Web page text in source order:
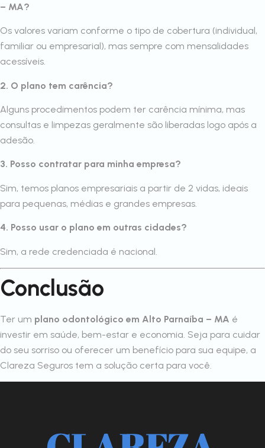
– MA?
Os valores variam conforme o tipo de cobertura (individual,
familiar ou empresarial), mas sempre com mensalidades
acessíveis.
2. O plano tem carência?
Alguns procedimentos podem ter carência mínima, mas
consultas e limpezas geralmente são liberadas logo após a
adesão.
3. Posso contratar para minha empresa?
Sim, temos planos empresariais a partir de 2 vidas, ideais
para pequenas, médias e grandes empresas.
4. Posso usar o plano em outras cidades?
Sim, a rede credenciada é nacional.
Conclusão
Ter um plano odontológico em Alto Parnaíba – MA é
investir em saúde, bem-estar e economia. Seja para cuidar
do seu sorriso ou oferecer um benefício para sua equipe, a
Clareza Seguros tem a solução certa para você.